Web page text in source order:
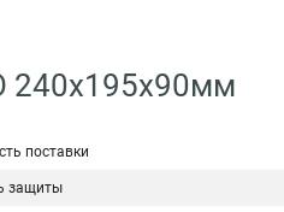
240х195х90мм
поставки
защиты